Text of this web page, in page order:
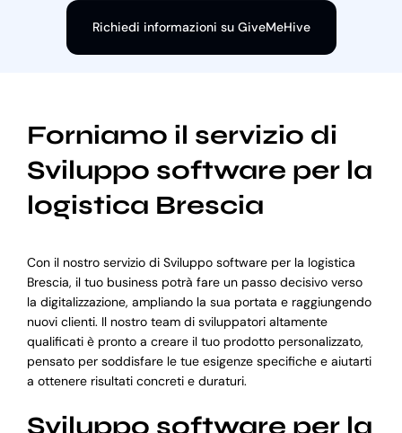
Richiedi informazioni su GiveMeHive
Forniamo il servizio di
Sviluppo software per la
logistica Brescia
Con il nostro servizio di Sviluppo software per la logistica
Brescia, il tuo business potrà fare un passo decisivo verso
la digitalizzazione, ampliando la sua portata e raggiungendo
nuovi clienti. Il nostro team di sviluppatori altamente
qualificati è pronto a creare il tuo prodotto personalizzato,
pensato per soddisfare le tue esigenze specifiche e aiutarti
a ottenere risultati concreti e duraturi.
Sviluppo software per la